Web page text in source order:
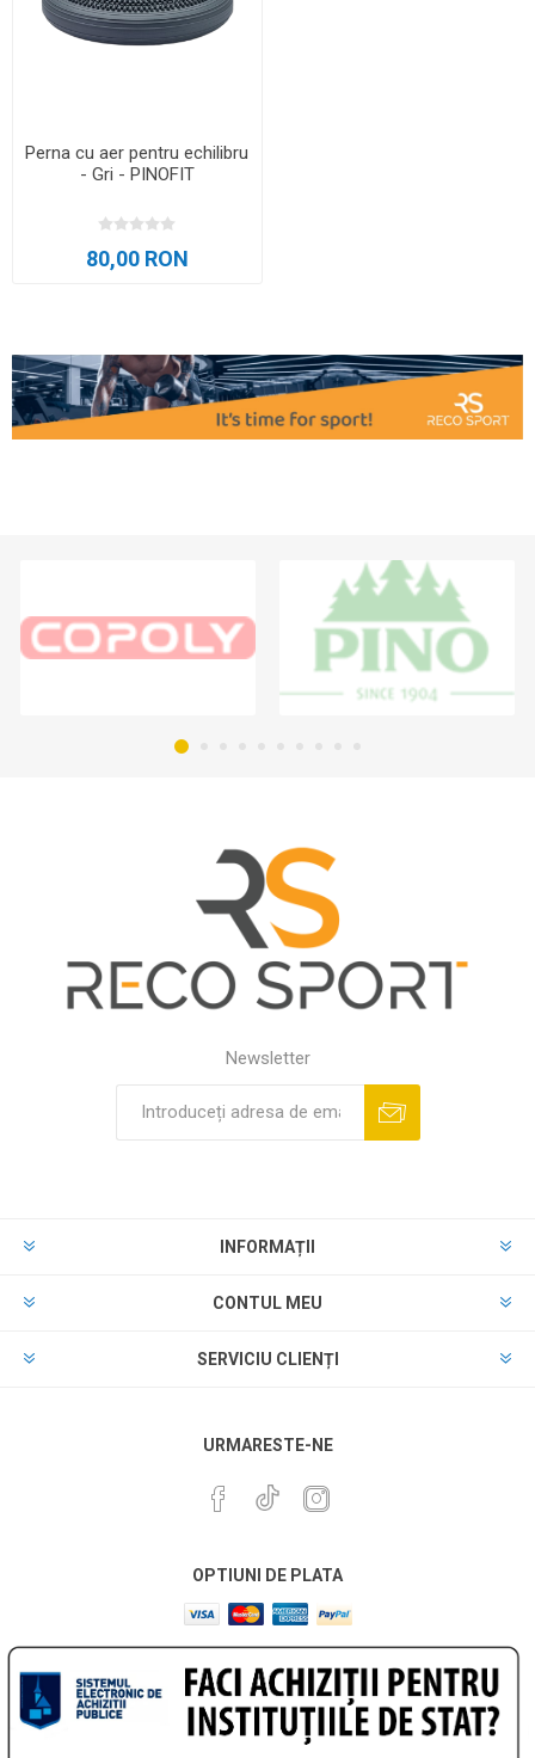
Perna cu aer pentru echilibru
- Gri - PINOFIT
80,00 RON
Newsletter
INFORMAȚII
CONTUL MEU
SERVICIU CLIENȚI
URMARESTE-NE
OPTIUNI DE PLATA